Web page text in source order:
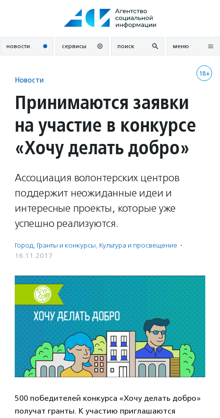
новости сервисы поиск меню
18+
Новости
Принимаются заявки
на участие в конкурсе
«Хочу делать добро»
Ассоциация волонтерских центров
поддержит неожиданные идеи и
интересные проекты, которые уже
успешно реализуются.
Город, Гранты и конкурсы, Культура и просвещение ·
16.11.2017
500 победителей конкурса «Хочу делать добро»
получат гранты. К участию приглашаются